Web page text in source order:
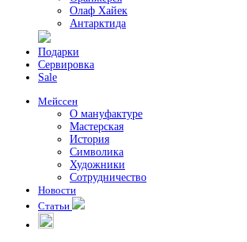
Олаф Хайек
Антарктида
Подарки
Сервировка
Sale
Мейссен
О мануфактуре
Мастерская
История
Символика
Художники
Сотрудничество
Новости
Статьи